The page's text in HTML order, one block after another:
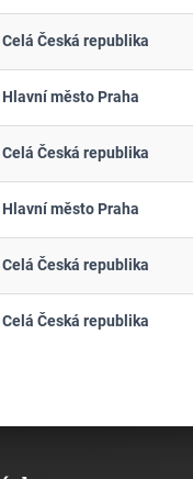
Celá Česká republika
Hlavní město Praha
Celá Česká republika
Hlavní město Praha
Celá Česká republika
Celá Česká republika